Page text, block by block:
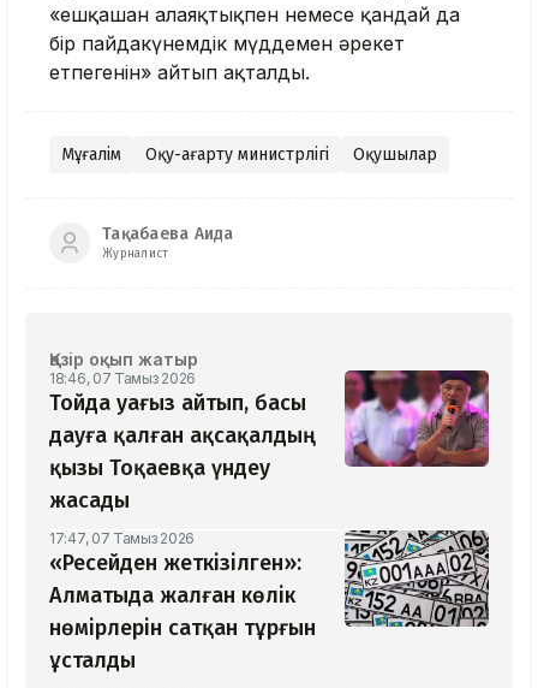
«ешқашан алаяқтықпен немесе қандай да
бір пайдакүнемдік мүддемен әрекет
етпегенін» айтып ақталды.
Мұғалім Оқу-ағарту министрлігі Оқушылар
Тақабаева Аида
Журналист
Қазір оқып жатыр
18:46, 07 Тамыз 2026
Тойда уағыз айтып, басы
дауға қалған ақсақалдың
қызы Тоқаевқа үндеу
жасады
17:47, 07 Тамыз 2026
«Ресейден жеткізілген»:
Алматыда жалған көлік
нөмірлерін сатқан тұрғын
ұсталды